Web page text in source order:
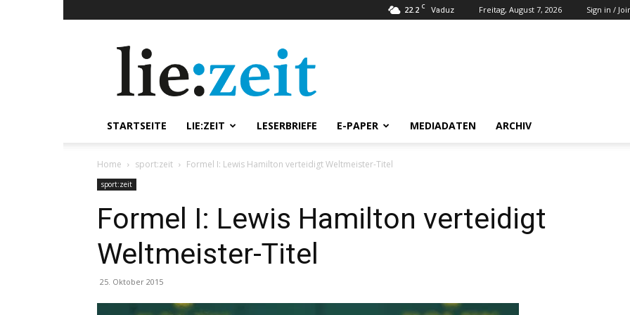
22.2 C Vaduz Freitag, August 7, 2026 Sign in /
STARTSEITE LIE:ZEIT LESERBRIEFE E-PAPER MEDIADATEN ARCHIV
Home sport:zeit Formel I: Lewis Hamilton verteidigt Weltmeister-Titel
sport:zeit
Formel I: Lewis Hamilton verteidigt
Weltmeister-Titel
25. Oktober 2015